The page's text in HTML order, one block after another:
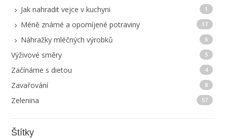
Jak nahradit vejce v kuchyni 1
Méně známé a opomíjené potraviny 17
Náhražky mléčných výrobků 6
Výživové směry 5
Začínáme s dietou 4
Zavařování 8
Zelenina 57
Štítky